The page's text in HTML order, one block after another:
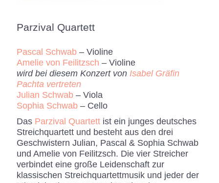
Parzival Quartett
Pascal Schwab– Violine
Amelie von Feilitzsch – Violine
wird bei diesem Konzert von Isabel Gräfin
Pachta vertreten
Julian Schwab– Viola
Sophia Schwab– Cello
Das Parzival Quartettist ein junges deutsches
Streichquartett und besteht aus den drei
Geschwistern Julian, Pascal & Sophia Schwab
und Amelie von Feilitzsch. Die vier Streicher
verbindet eine große Leidenschaft zur
klassischen Streichquartettmusik und jeder der